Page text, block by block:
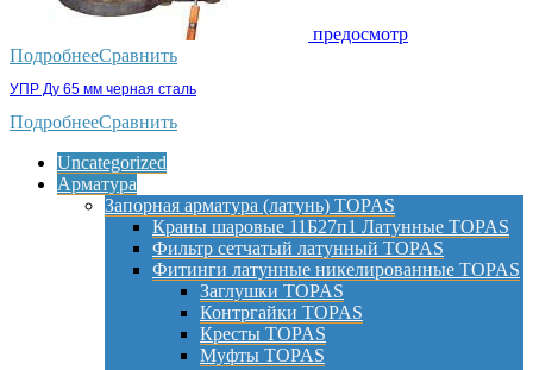
предосмотр
ПодробнееСравнить
УПР Ду 65 мм черная сталь
ПодробнееСравнить
Uncategorized
Арматура
Запорная арматура (латунь) TOPAS
Краны шаровые 11Б27п1 Латунные TOPAS
Фильтр сетчатый латунный TOPAS
Фитинги латунные никелированные TOPAS
Заглушки TOPAS
Контргайки TOPAS
Кресты TOPAS
Муфты TOPAS